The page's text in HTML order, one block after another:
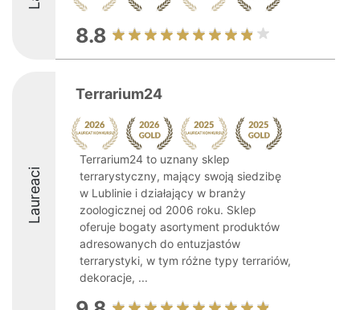
8.8
Laureaci
Terrarium24
Terrarium24 to uznany sklep
terrarystyczny, mający swoją siedzibę
w Lublinie i działający w branży
zoologicznej od 2006 roku. Sklep
oferuje bogaty asortyment produktów
adresowanych do entuzjastów
terrarystyki, w tym różne typy terrariów,
dekoracje, ...